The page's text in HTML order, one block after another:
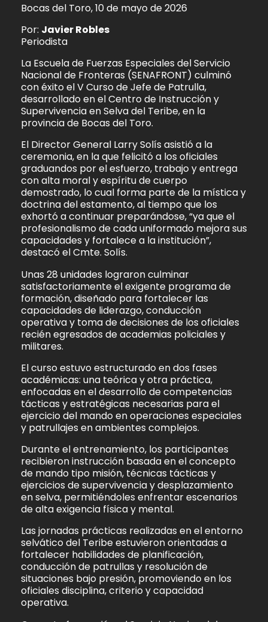
Bocas del Toro, 10 de mayo de 2026
Por: Javier Robles
Periodista
La Escuela de Fuerzas Especiales del Servicio
Nacional de Fronteras (SENAFRONT) culminó
con éxito el V Curso de Jefe de Patrulla,
desarrollado en el Centro de Instrucción y
Supervivencia en Selva del Teribe, en la
provincia de Bocas del Toro.
El Director General Larry Solís asistió a la
ceremonia, en la que felicitó a los oficiales
graduandos por el esfuerzo, trabajo y entrega
con alta moral y espíritu de cuerpo
demostrado, lo cual forma parte de la mística y
doctrina del estamento, al tiempo que los
exhortó a continuar preparándose, “ya que el
profesionalismo de cada uniformado mejora sus
capacidades y fortalece a la institución”,
destacó el Cmte. Solís.
Unas 28 unidades lograron culminar
satisfactoriamente el exigente programa de
formación, diseñado para fortalecer las
capacidades de liderazgo, conducción
operativa y toma de decisiones de los oficiales
recién egresados de academias policiales y
militares.
El curso estuvo estructurado en dos fases
académicas: una teórica y otra práctica,
enfocadas en el desarrollo de competencias
tácticas y estratégicas necesarias para el
ejercicio del mando en operaciones especiales
y patrullajes en ambientes complejos.
Durante el entrenamiento, los participantes
recibieron instrucción basada en el concepto
de mando tipo misión, técnicas tácticas y
ejercicios de supervivencia y desplazamiento
en selva, permitiéndoles enfrentar escenarios
de alta exigencia física y mental.
Las jornadas prácticas realizadas en el entorno
selvático del Teribe estuvieron orientadas a
fortalecer habilidades de planificación,
conducción de patrullas y resolución de
situaciones bajo presión, promoviendo en los
oficiales disciplina, criterio y capacidad
operativa.